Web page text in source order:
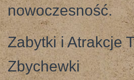
nowoczesność.
Zabytki i Atrakcje
Zbychewki